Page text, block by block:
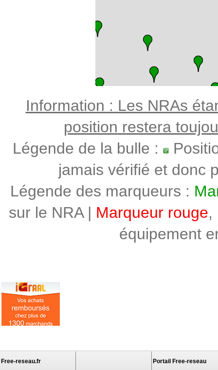
Information : Les NRAs
position restera
Légende de la bulle :
jamais vérifié et donc
Légende des marqueurs :
sur le NRA | Marqueur rouge,
équipement
Free-reseau.fr Portail Free-reseau